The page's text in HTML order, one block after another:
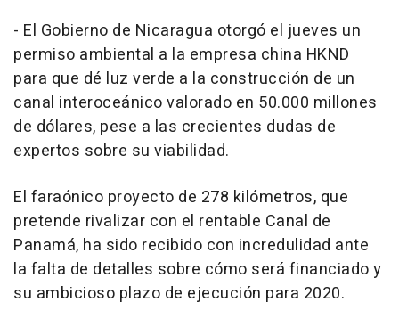
- El Gobierno de Nicaragua otorgó el jueves un
permiso ambiental a la empresa china HKND
para que dé luz verde a la construcción de un
canal interoceánico valorado en 50.000 millones
de dólares, pese a las crecientes dudas de
expertos sobre su viabilidad.
El faraónico proyecto de 278 kilómetros, que
pretende rivalizar con el rentable Canal de
Panamá, ha sido recibido con incredulidad ante
la falta de detalles sobre cómo será financiado y
su ambicioso plazo de ejecución para 2020.